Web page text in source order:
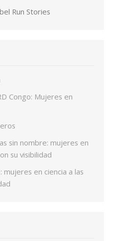
Run Stories
Congo: Mujeres en
sin nombre: mujeres en
su visibilidad
mujeres en ciencia a las